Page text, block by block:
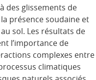
des glissements de
présence soudaine et
sol. Les résultats de
l’importance de
complexes entre
climatiques